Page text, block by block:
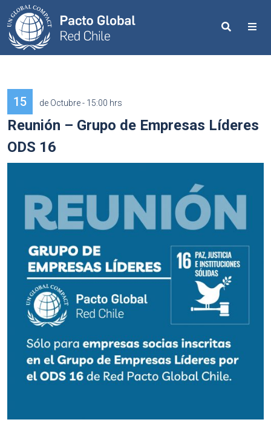
Search
15 de Octubre - 15:00 hrs
Reunión – Grupo de Empresas Líderes
ODS 16